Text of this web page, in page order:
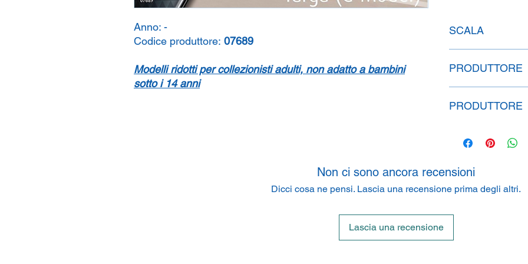
Anno: -
Codice produttore: 07689
Modelli ridotti per collezionisti adulti, non adatto a bambini
sotto i 14 anni
SCALA
PRODUTTORE
Am Haeckselplatz 1,
PRODUTTORE
Rennbahn Allee 1,
Non ci sono ancora recensioni
Dicci cosa ne pensi. Lascia una recensione prima degli altri.
Lascia una recensione